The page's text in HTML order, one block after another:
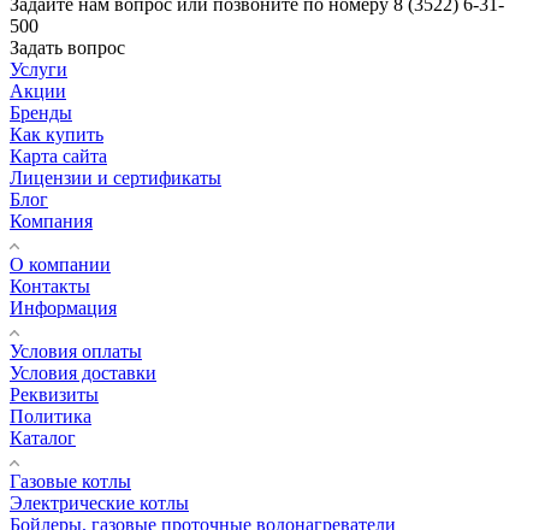
500
Задать вопрос
Услуги
Акции
Бренды
Как купить
Карта сайта
Лицензии и сертификаты
Блог
Компания
О компании
Контакты
Информация
Условия оплаты
Условия доставки
Реквизиты
Политика
Каталог
Газовые котлы
Электрические котлы
Бойлеры, газовые проточные водонагреватели